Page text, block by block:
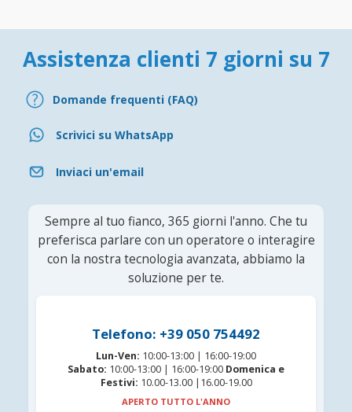
Assistenza clienti 7 giorni su 7
Domande frequenti (FAQ)
Scrivici su WhatsApp
Inviaci un'email
Sempre al tuo fianco, 365 giorni l'anno. Che tu
preferisca parlare con un operatore o interagire
con la nostra tecnologia avanzata, abbiamo la
soluzione per te.
Telefono: +39 050 754492
Lun-Ven: 10:00-13:00 | 16:00-19:00
Sabato: 10:00-13:00 | 16:00-19:00 Domenica e
Festivi: 10.00-13.00 |16.00-19.00
APERTO TUTTO L'ANNO